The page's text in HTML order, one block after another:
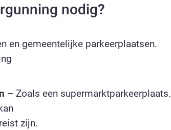
nodig?
en gemeentelijke parkeerplaatsen.
– Zoals een supermarktparkeerplaats.
zijn.